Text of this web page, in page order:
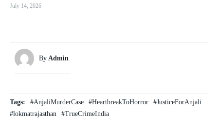
July 14, 2026
By Admin
Tags: #AnjaliMurderCase #HeartbreakToHorror
#JusticeForAnjali
#lokmatrajasthan
#TrueCrimeIndia